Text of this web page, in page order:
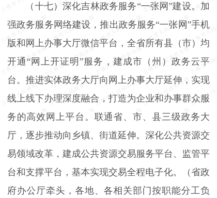
（十七）深化吉林政务服务“一张网”建设。加
强政务服务网络建设，推出政务服务“一张网”手机
版和网上办事大厅微信平台，全省所有县（市）均
开通“网上开证明”服务，建成市（州）政务云平
台。推进实体政务大厅向网上办事大厅延伸，实现
线上线下办理深度融合，打造为企业和办事群众服
务的高效网上平台。联通省、市、县三级政务大
厅，逐步推动向乡镇、街道延伸。深化公共资源交
易领域改革，建成公共资源交易服务平台、监管平
台和支撑平台，基本实现交易全程电子化。（省政
府办公厅牵头，各地、各相关部门按职能分工负